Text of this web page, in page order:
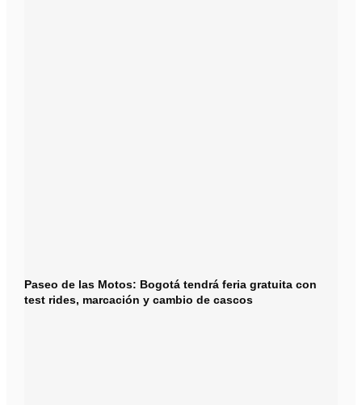
Paseo de las Motos: Bogotá tendrá feria gratuita con
test rides, marcación y cambio de cascos